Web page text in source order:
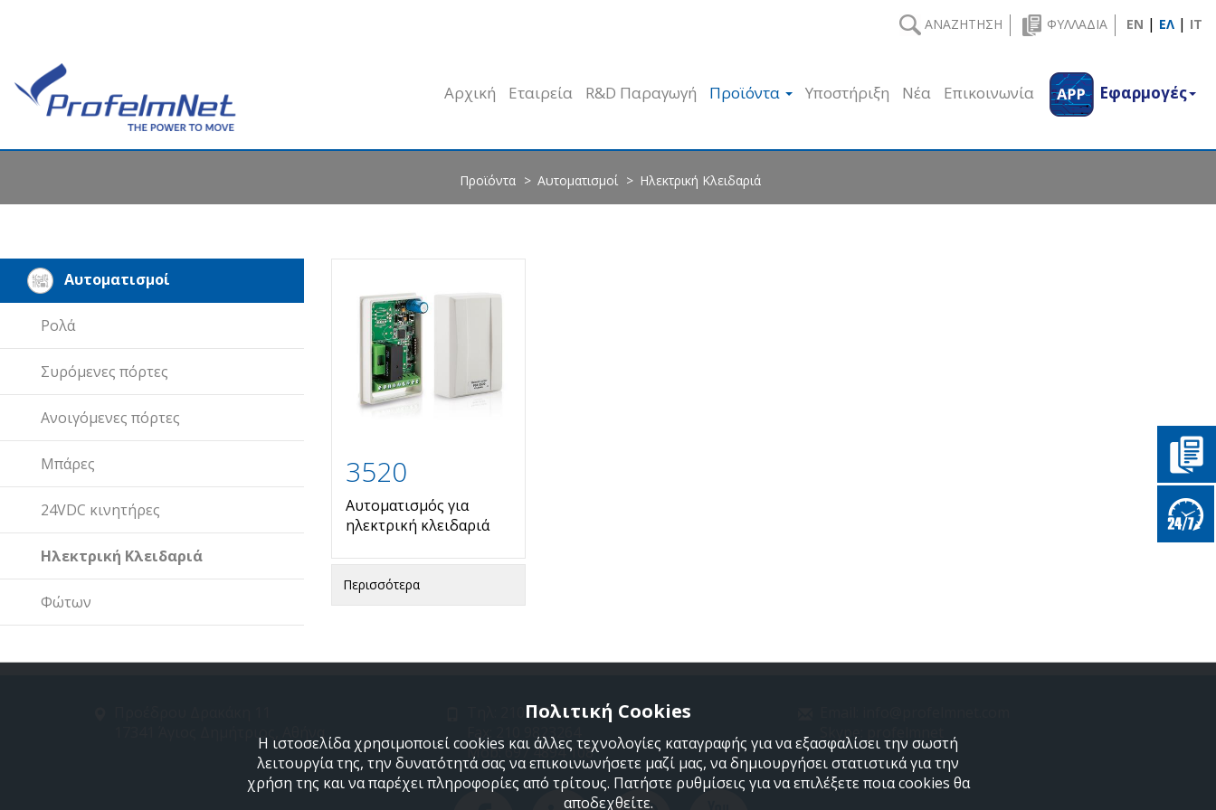
Προϊόντα Αυτοματισμοί Ηλεκτρική Κλειδαριά
Αυτοματισμοί
Ρολά
Συρόμενες πόρτες
Ανοιγόμενες πόρτες
Μπάρες
24VDC κινητήρες
Ηλεκτρική Κλειδαριά
Φώτων
3520
Αυτοματισμός για
ηλεκτρική κλειδαριά
Περισσότερα
17341 Άγιος Δημήτριος, Αθήνα
Τηλ: 210 9850244
Fax: 210 9823264
Mob: 697 4894 108
Skype: profelmnet
ΑΝΑΖΗΤΗΣΗ ΦΥΛΛΑΔΙΑ EN | ΕΛ | IT
Αρχική Εταιρεία R&D Παραγωγή Προϊόντα Υποστήριξη Νέα Επικοινωνία Εφαρμογές
Πολιτική Cookies
Η ιστοσελίδα χρησιμοποιεί cookies και άλλες τεχνολογίες καταγραφής για να εξασφαλίσει την σωστή
λειτουργία της, την δυνατότητά σας να επικοινωνήσετε μαζί μας, να δημιουργήσει στατιστικά για την
χρήση της και να παρέχει πληροφορίες από τρίτους. Πατήστε ρυθμίσεις για να επιλέξετε ποια cookies θα
αποδεχθείτε.